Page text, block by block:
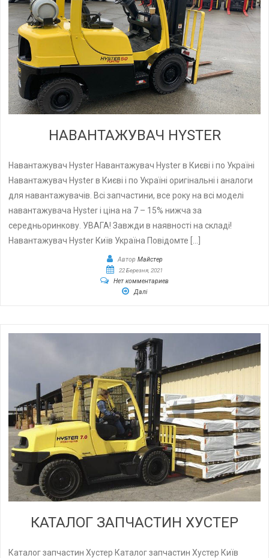
НАВАНТАЖУВАЧ HYSTER
Навантажувач Hyster Навантажувач Hyster в Києві і по Україні
Навантажувач Hyster в Києві і по Україні оригінальні і аналоги
для навантажувачів. Всі запчастини, все року на всі моделі
навантажувача Hyster і ціна на 7 – 15% нижча за
середньоринкову. УВАГА! Завжди в наявності на складі!
Навантажувач Hyster Київ Україна Повідомте […]
Автор Майстер
22 Березня, 2021
Нет комментариев
Далі
КАТАЛОГ ЗАПЧАСТИН ХУСТЕР
Каталог запчастин Хустер Каталог запчастин Хустер Київ